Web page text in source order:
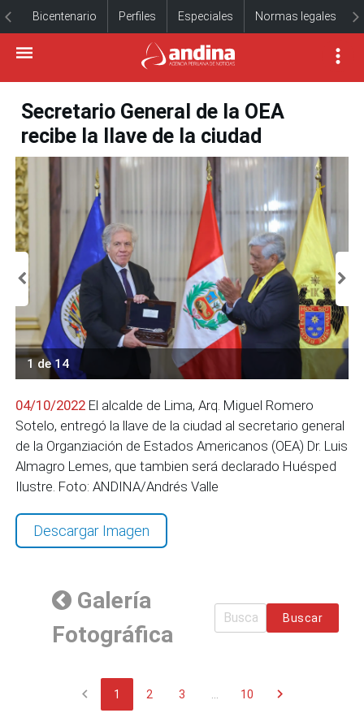
Bicentenario Perfiles Especiales Normas legales
Secretario General de la OEA
recibe la llave de la ciudad
1 de 14
04/10/2022 El alcalde de Lima, Arq. Miguel Romero
Sotelo, entregó la llave de la ciudad al secretario general
de la Organziación de Estados Americanos (OEA) Dr. Luis
Almagro Lemes, que tambien será declarado Huésped
Ilustre. Foto: ANDINA/Andrés Valle
Descargar Imagen
Galería
Fotográfica
Buscar
chevron_left 1 2 3 10 chevron_right